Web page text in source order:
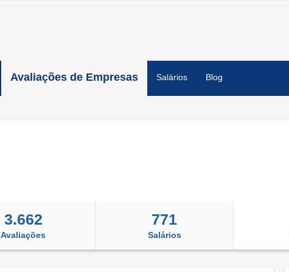
Avaliações de Empresas Salários Blog
3.662
Avaliações
771
Salários